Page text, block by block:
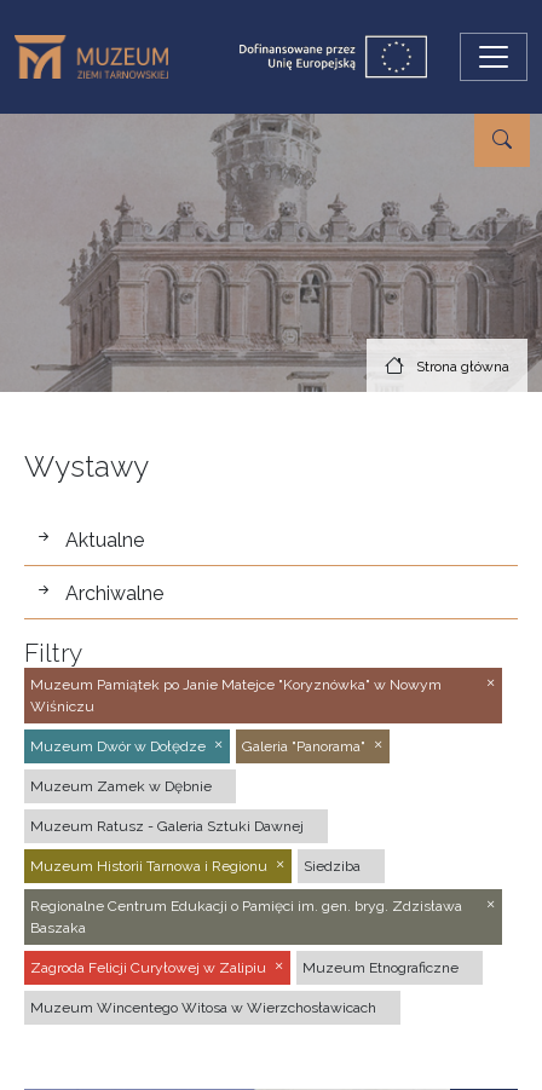
Strona główna
Wystawy
wystawy
Aktualne
Archiwalne
Filtry
Muzeum Pamiątek po Janie Matejce "Koryznówka" w Nowym
Wiśniczu
Muzeum Dwór w Dołędze Galeria "Panorama"
Muzeum Zamek w Dębnie
Muzeum Ratusz - Galeria Sztuki Dawnej
Muzeum Historii Tarnowa i Regionu Siedziba
Regionalne Centrum Edukacji o Pamięci im. gen. bryg. Zdzisława
Baszaka
Zagroda Felicji Curyłowej w Zalipiu Muzeum Etnograficzne
Muzeum Wincentego Witosa w Wierzchosławicach